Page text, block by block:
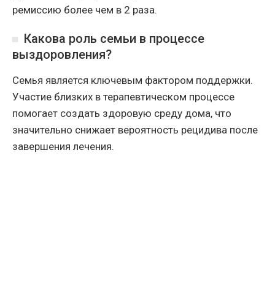
ремиссию более чем в 2 раза.
Какова роль семьи в процессе
выздоровления?
Семья является ключевым фактором поддержки.
Участие близких в терапевтическом процессе
помогает создать здоровую среду дома, что
значительно снижает вероятность рецидива после
завершения лечения.